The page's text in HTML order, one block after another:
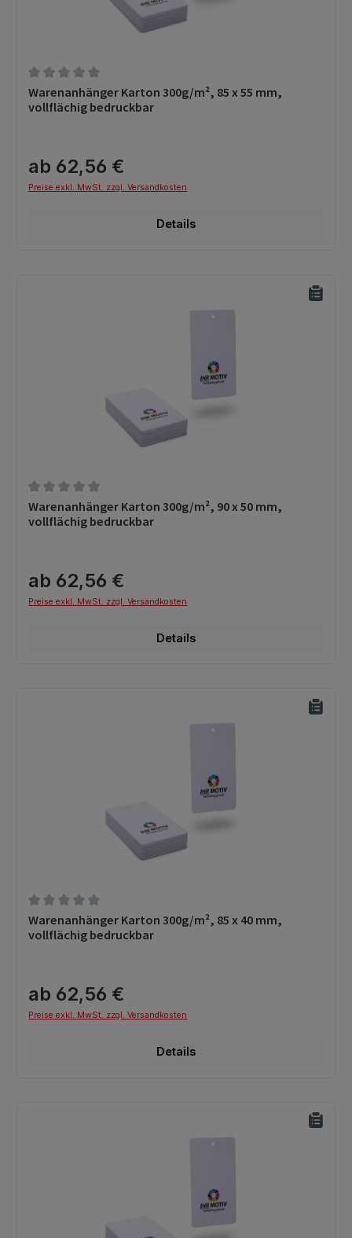
Durchschnittliche Bewertung von 0 von 5 Sternen
Warenanhänger Karton 300g/m², 85 x 55 mm,
vollflächig bedruckbar
ab 62,56 €
Preise exkl. MwSt. zzgl. Versandkosten
Details
Durchschnittliche Bewertung von 0 von 5 Sternen
Warenanhänger Karton 300g/m², 90 x 50 mm,
vollflächig bedruckbar
ab 62,56 €
Preise exkl. MwSt. zzgl. Versandkosten
Details
Durchschnittliche Bewertung von 0 von 5 Sternen
Warenanhänger Karton 300g/m², 85 x 40 mm,
vollflächig bedruckbar
ab 62,56 €
Preise exkl. MwSt. zzgl. Versandkosten
Details